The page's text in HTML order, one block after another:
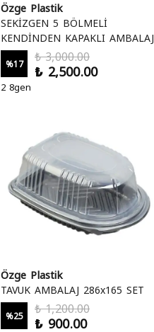
Özge Plastik
SEKİZGEN 5 BÖLMELİ
KENDİNDEN KAPAKLI AMBALAJ
%17
₺ 3,000.00
₺ 2,500.00
2 8gen
Özge Plastik
TAVUK AMBALAJ 286x165 SET
%25
₺ 1,200.00
₺ 900.00